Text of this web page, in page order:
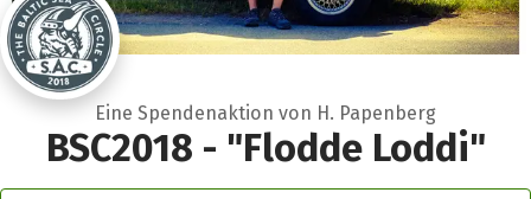
Eine Spendenaktion von H. Papenberg
BSC2018 - "Flodde Loddi"